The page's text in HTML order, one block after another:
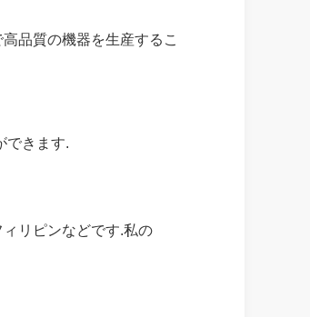
品質の機器を生産するこ
できます.
リピンなどです.私の